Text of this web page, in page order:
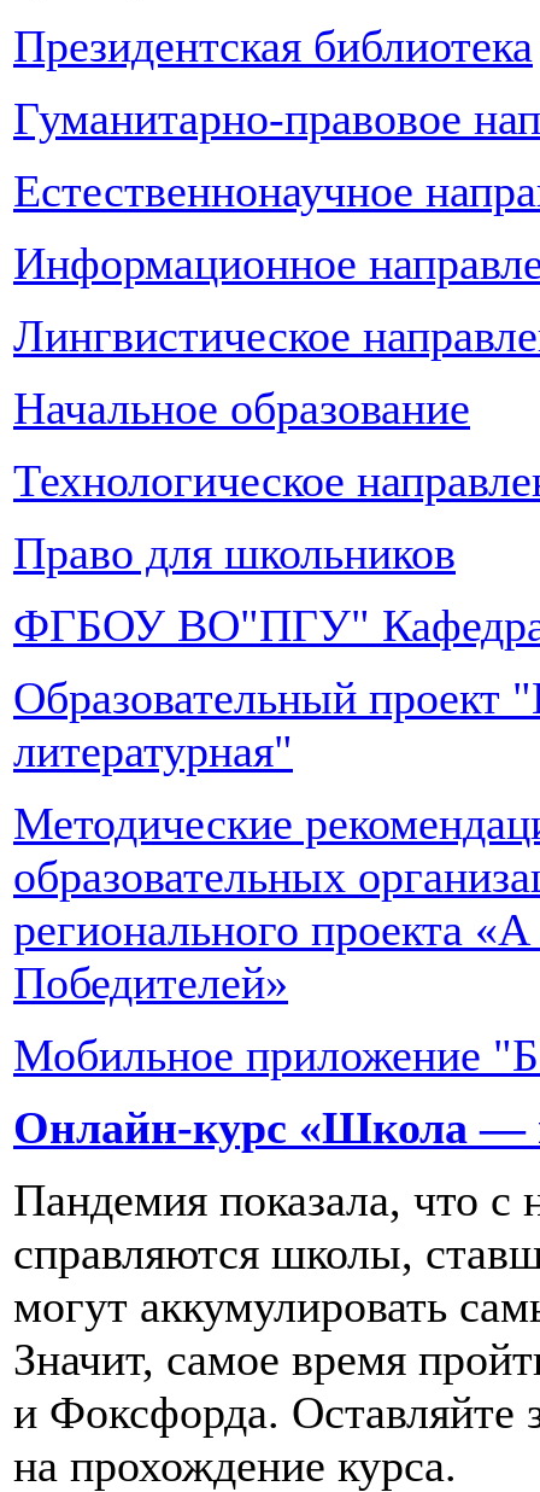
Президентская библиотека
Гуманитарно-правовое
Естественнонаучное
Информационное
Лингвистическое
Начальное образование
Технологическое
Право для школьников
ФГБОУ ВО"ПГУ"
Образовательный проект
литературная"
Методические
образовательных
регионального проекта
Победителей»
Мобильное приложение
Онлайн-курс «Школа —
Пандемия показала, что с
справляются школы,
могут аккумулировать
Значит, самое время
и Фоксфорда.
на прохождение курса.